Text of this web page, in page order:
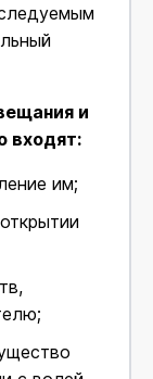
и
входят:
им;